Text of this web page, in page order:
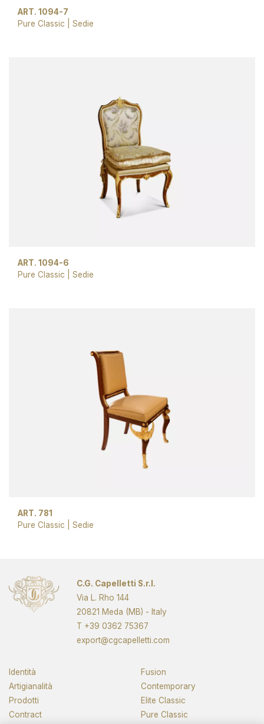
ART. 1094-7
Pure Classic
Sedie
ART. 1094-6
Pure Classic
Sedie
ART. 781
Pure Classic
Sedie
C.G. Capelletti S.r.l.
Via L. Rho 144
20821 Meda (MB) - Italy
T +39 0362 75367
export@cgcapelletti.com
Identità
Artigianalità
Prodotti
Contract
Fusion
Contemporary
Elite Classic
Pure Classic